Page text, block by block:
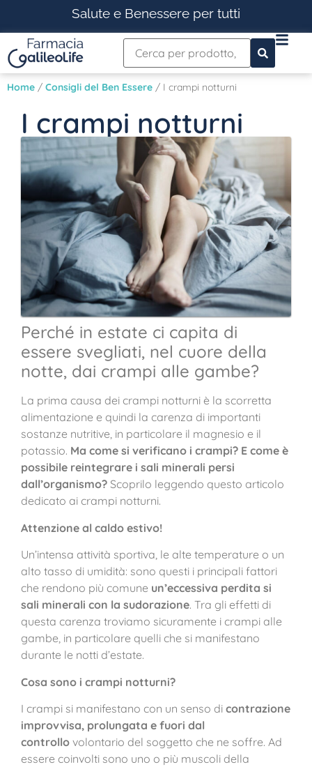
Salute e Benessere per tutti
Home / Consigli del Ben Essere / I crampi notturni
I crampi notturni
Perché in estate ci capita di
essere svegliati, nel cuore della
notte, dai crampi alle gambe?
La prima causa dei crampi notturni è la scorretta
alimentazione e quindi la carenza di importanti
sostanze nutritive, in particolare il magnesio e il
potassio. Ma come si verificano i crampi? E come è
possibile reintegrare i sali minerali persi
dall’organismo? Scoprilo leggendo questo articolo
dedicato ai crampi notturni.
Attenzione al caldo estivo!
Un’intensa attività sportiva, le alte temperature o un
alto tasso di umidità: sono questi i principali fattori
che rendono più comune un’eccessiva perdita si
sali minerali con la sudorazione. Tra gli effetti di
questa carenza troviamo sicuramente i crampi alle
gambe, in particolare quelli che si manifestano
durante le notti d’estate.
Cosa sono i crampi notturni?
I crampi si manifestano con un senso di contrazione
improvvisa, prolungata e fuori dal
controllo volontario del soggetto che ne soffre. Ad
essere coinvolti sono uno o più muscoli della